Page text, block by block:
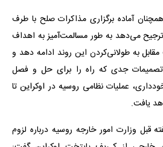
آماده برگزاری مذاکرات صلح با طرف
می‌دهد به طور مسالمت‌آمیز به اهداف
به طولانی‌کردن این روند ادامه دهد و
جدی که راه را برای حل و فصل
عملیات نظامی روسیه در اوکراین تا
یافت.
قبل وزارت امور خارجه روسیه درباره لزوم